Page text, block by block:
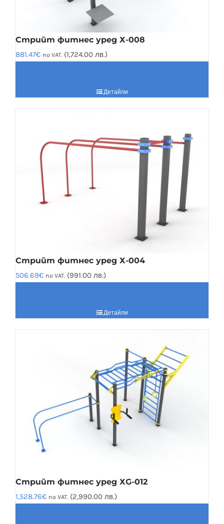
Стрийт фитнес уред Х-008
881.47€ no VAT. (1,724.00 лв.)
Детайли
Стрийт фитнес уред Х-004
506.69€ no VAT. (991.00 лв.)
Детайли
Стрийт фитнес уред ХG-012
1,528.76€ no VAT. (2,990.00 лв.)